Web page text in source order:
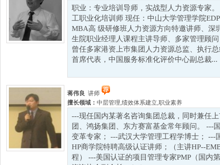
职业：专业培训导师，实战型人力资源专家
工职业化培训师 现任：中山大学管理学院
MBA高 级研修班人力资源方向特邀讲师、深
生院职业经理人课程主讲导师、多家管理顾
曾任多家港资上巿集团人力资源总监、执行
首席代表，中国服务标准化评价中心副总裁...
蒋伟良 讲师
擅长领域： 中层管理,绩效体系建立,职业素养
---现任国内某著名咨询集团总裁，同时兼任
团、鸿扬集团、东方赛富基金常年顾问。 ---
变革专家； ---武汉大学管理工程学博士； ---
HP商学院特聘高级认证讲师；（主讲HP--
程） ---美国认证的项目管理专家PMP（国内